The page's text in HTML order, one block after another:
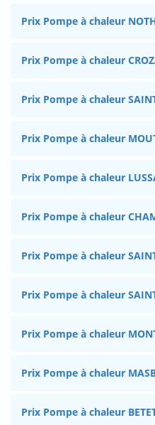
Prix Pompe à chaleur
Prix Pompe à chaleur
Prix Pompe à chaleur
Prix Pompe à chaleur
Prix Pompe à chaleur
Prix Pompe à chaleur
Prix Pompe à chaleur
Prix Pompe à chaleur
Prix Pompe à chaleur
Prix Pompe à chaleur
Prix Pompe à chaleur